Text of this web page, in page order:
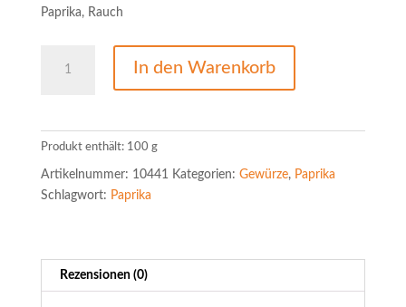
Paprika, Rauch
geräuchert
In den Warenkorb
Produkt enthält: 100 g
Artikelnummer: 10441 Kategorien: Gewürze, Paprika
Schlagwort: Paprika
Rezensionen (0)